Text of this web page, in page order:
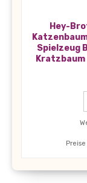
Hey-
Spielzeug
Kratzbaum